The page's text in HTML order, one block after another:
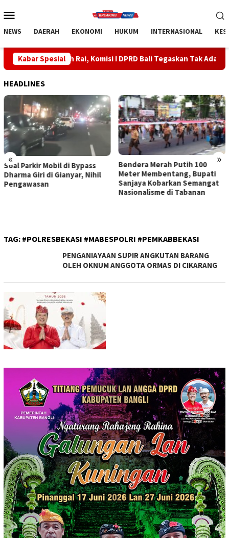
ke
Mobile
NEWS DAERAH EKONOMI HUKUM INTERNASIONAL
Kabar Spesial
Rai, Komisi I DPRD Bali Tegaskan Tak Ada Indikasi
HEADLINES
« »
Bendera Merah Putih 100
Meter Membentang, Bupati
Sanjaya Kobarkan Semangat
Sidak Bea Cukai Ngurah Rai,
Komisi I DPRD Bali Tegaskan
Tak Ada Indikasi
Penyalahgunaan Barang
TAG: #POLRESBEKASI #MABESPOLRI #PEMKABBEKASI
PENGANIAYAAN SUPIR ANGKUTAN BARANG
OLEH OKNUM ANGGOTA ORMAS DI CIKARANG